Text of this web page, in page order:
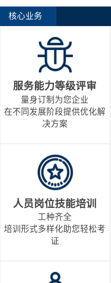
核心业务
服务能力等级评审
量身订制为您企业
在不同发展阶段提供优化解
决方案
人员岗位技能培训
工种齐全
培训形式多样化助您轻松考
证